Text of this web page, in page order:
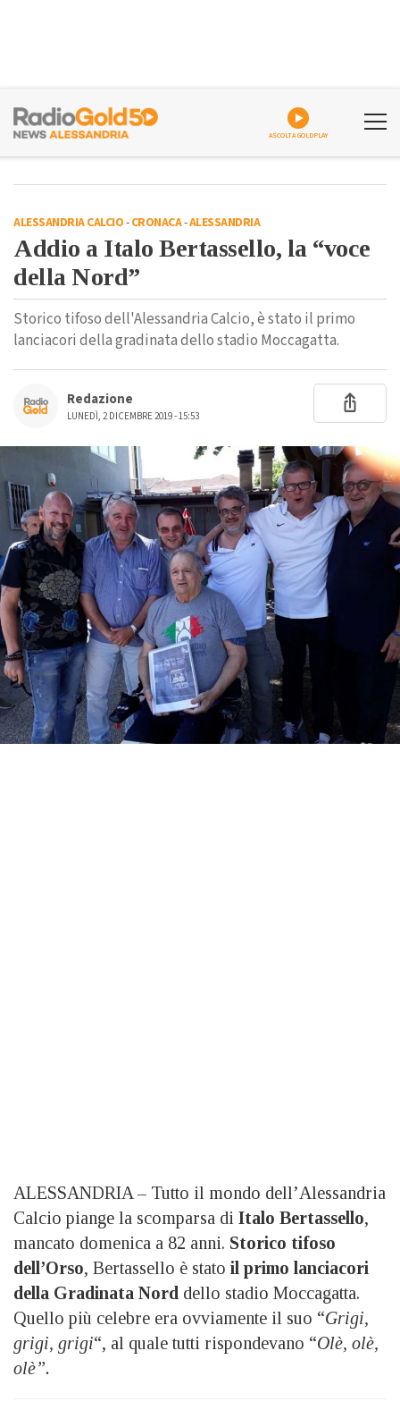
ASCOLTA GOLDPLAY
ALESSANDRIA CALCIO-CRONACA-ALESSANDRIA
Addio a Italo Bertassello, la “voce
della Nord”
Storico tifoso dell'Alessandria Calcio, è stato il primo
lanciacori della gradinata dello stadio Moccagatta.
Redazione
LUNEDÌ, 2 DICEMBRE 2019 - 15:53
ALESSANDRIA – Tutto il mondo dell’Alessandria
Calcio piange la scomparsa di Italo Bertassello,
mancato domenica a 82 anni. Storico tifoso
dell’Orso, Bertassello è stato il primo lanciacori
della Gradinata Nord dello stadio Moccagatta.
Quello più celebre era ovviamente il suo “Grigi,
grigi, grigi“, al quale tutti rispondevano “Olè, olè,
olè”.